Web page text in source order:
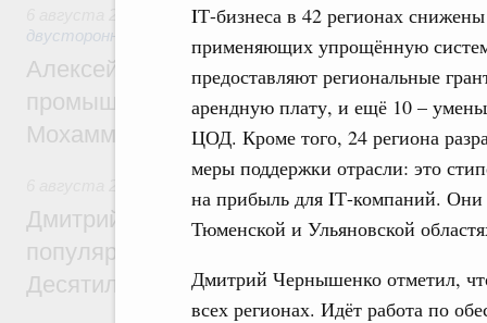
IТ-бизнеса в 42 регионах
применяющих упрощённую
предоставляют региональные
арендную плату, и ещё 10 –
ЦОД. Кроме того, 24 региона
меры поддержки отрасли: это
на прибыль для IТ-компаний.
Тюменской и Ульяновской
Дмитрий Чернышенко отметил,
всех регионах. Идёт работа по
Экономические отношения с
двусторонней основе
Алексей Оверчук провёл рабочую
промышленности, недропользования и
Мохаммадом Атабаком
Внутренний и въездной туризм
Дмитрий Чернышенко: Порядка 110
популярного туризма в 35 регионах
Десятилетия науки и технологий